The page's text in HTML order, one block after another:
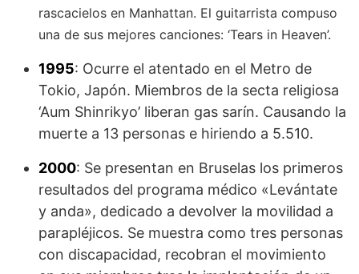
rascacielos en Manhattan. El guitarrista compuso
una de sus mejores canciones: ‘Tears in Heaven’.
1995: Ocurre el atentado en el Metro de
Tokio, Japón. Miembros de la secta religiosa
‘Aum Shinrikyo’ liberan gas sarín. Causando la
muerte a 13 personas e hiriendo a 5.510.
2000: Se presentan en Bruselas los primeros
resultados del programa médico «Levántate
y anda», dedicado a devolver la movilidad a
parapléjicos. Se muestra como tres personas
con discapacidad, recobran el movimiento